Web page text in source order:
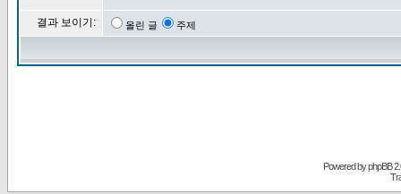
결과 보이기: 올린 글 주제
Powered byphpBB